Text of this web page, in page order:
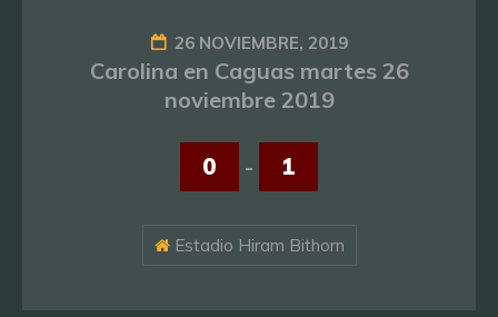
26 NOVIEMBRE, 2019
Carolina en Caguas martes 26
noviembre 2019
0 - 1
Estadio Hiram Bithorn